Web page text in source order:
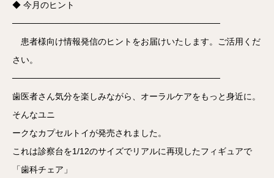
◆ 今月のヒント
──────────────────────────────────
患者様向け情報発信のヒントをお届けいたします。ご活用くだ
さい。
──────────────────────────────────
歯医者さん気分を楽しみながら、オーラルケアをもっと身近に。
そんなユニ
ークなカプセルトイが発売されました。
これは診察台を1/12のサイズでリアルに再現したフィギュアで
「歯科チェア」